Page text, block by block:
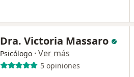
Dra. Victoria Massaro
Psicólogo · Ver más
5 opiniones